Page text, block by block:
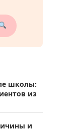
школы:
из
и